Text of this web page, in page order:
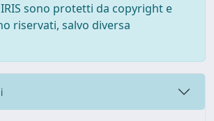
sono protetti da copyright e
riservati, salvo diversa